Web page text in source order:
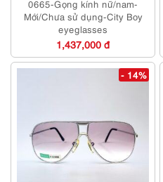
0665-Gọng kính nữ/nam-
Mới/Chưa sử dụng-City Boy
eyeglasses
1,437,000 đ
- 14%